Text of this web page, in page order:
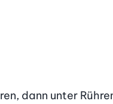
dann unter